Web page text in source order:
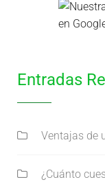
Entradas
Ventajas de
¿Cuánto